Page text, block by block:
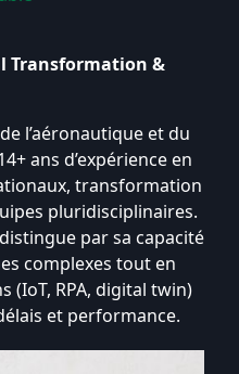
Transformation &
l’aéronautique et du
ans d’expérience en
transformation
pluridisciplinaires.
par sa capacité
complexes tout en
(IoT, RPA, digital twin)
et performance.